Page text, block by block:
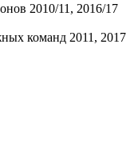
2010/11, 2016/17
команд 2011, 2017